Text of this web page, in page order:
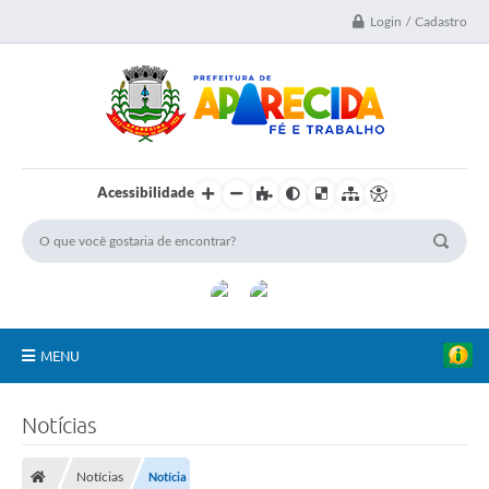
Login / Cadastro
Acessibilidade
MENU
Notícias
Notícias Notícia